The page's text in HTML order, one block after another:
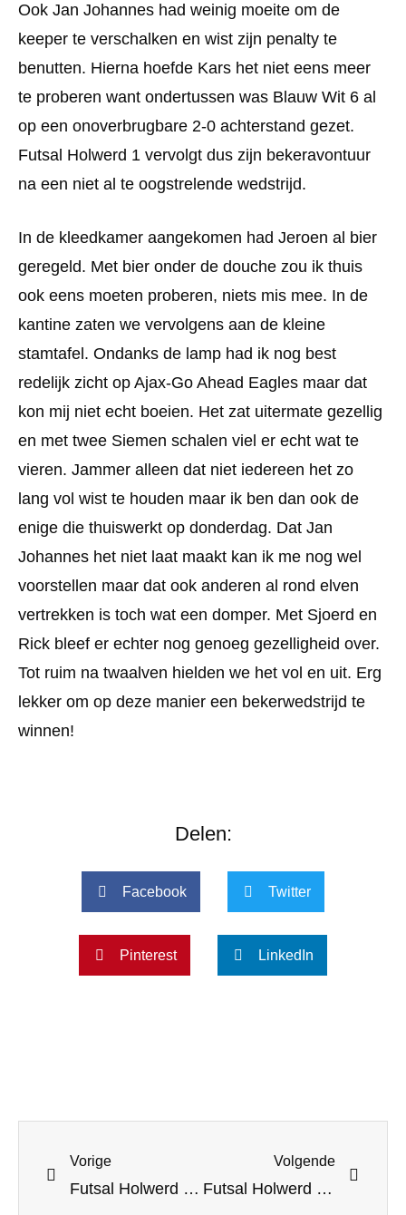
Ook Jan Johannes had weinig moeite om de
keeper te verschalken en wist zijn penalty te
benutten. Hierna hoefde Kars het niet eens meer
te proberen want ondertussen was Blauw Wit 6 al
op een onoverbrugbare 2-0 achterstand gezet.
Futsal Holwerd 1 vervolgt dus zijn bekeravontuur
na een niet al te oogstrelende wedstrijd.
In de kleedkamer aangekomen had Jeroen al bier
geregeld. Met bier onder de douche zou ik thuis
ook eens moeten proberen, niets mis mee. In de
kantine zaten we vervolgens aan de kleine
stamtafel. Ondanks de lamp had ik nog best
redelijk zicht op Ajax-Go Ahead Eagles maar dat
kon mij niet echt boeien. Het zat uitermate gezellig
en met twee Siemen schalen viel er echt wat te
vieren. Jammer alleen dat niet iedereen het zo
lang vol wist te houden maar ik ben dan ook de
enige die thuiswerkt op donderdag. Dat Jan
Johannes het niet laat maakt kan ik me nog wel
voorstellen maar dat ook anderen al rond elven
vertrekken is toch wat een domper. Met Sjoerd en
Rick bleef er echter nog genoeg gezelligheid over.
Tot ruim na twaalven hielden we het vol en uit. Erg
lekker om op deze manier een bekerwedstrijd te
winnen!
Delen:
Facebook Twitter
Pinterest LinkedIn
Vorige
Futsal Holwerd 1 kijkt de ogen uit bij G.S.F.V. Drs. Vijfje 5
Volgende
Futsal Holwerd 1 heeft weer een driepunter in de tas